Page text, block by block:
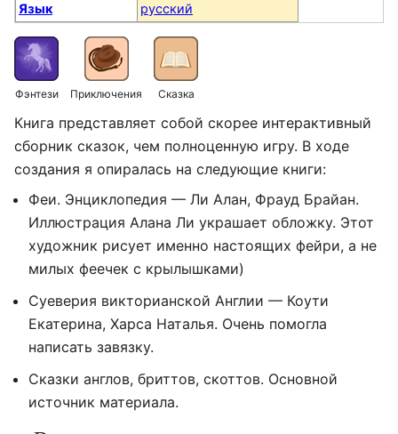
Язык
русский
Фэнтези Приключения Сказка
Книга представляет собой скорее интерактивный
сборник сказок, чем полноценную игру. В ходе
создания я опиралась на следующие книги:
Феи. Энциклопедия — Ли Алан, Фрауд Брайан.
Иллюстрация Алана Ли украшает обложку. Этот
художник рисует именно настоящих фейри, а не
милых феечек с крылышками)
Суеверия викторианской Англии — Коути
Екатерина, Харса Наталья. Очень помогла
написать завязку.
Сказки англов, бриттов, скоттов. Основной
источник материала.